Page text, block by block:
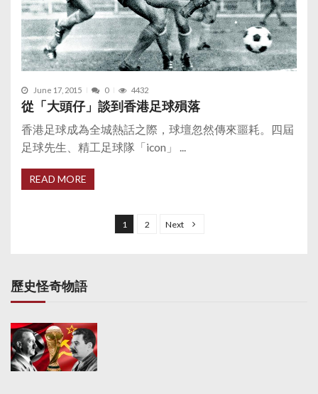
June 17, 2015 0 4432
從「大頭仔」談到香港足球殞落
香港足球成為全城熱話之際，球壇忽然傳來噩耗。四屆
足球先生、精工足球隊「icon」 ...
READ MORE
s
p
a
g
i
1 2 Next
歷史怪奇物語